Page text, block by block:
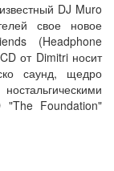
DJ Muro
свое новое
(Headphone
от Dimitri носит
саунд, щедро
"The Foundation"